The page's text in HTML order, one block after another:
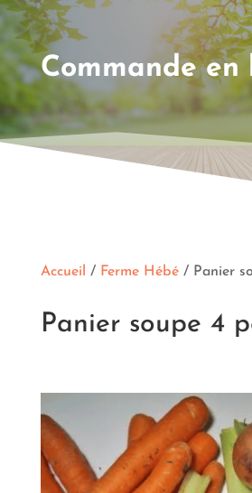
Commande en
Accueil / Ferme Hébé/ Panier
Panier soupe 4